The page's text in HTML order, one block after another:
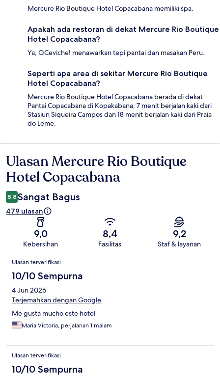
Mercure Rio Boutique Hotel Copacabana memiliki spa.
Apakah ada restoran di dekat Mercure Rio Boutique
Hotel Copacabana?
Ya, QCeviche! menawarkan tepi pantai dan masakan Peru.
Seperti apa area di sekitar Mercure Rio Boutique
Hotel Copacabana?
Mercure Rio Boutique Hotel Copacabana berada di dekat
Pantai Copacabana di Kopakabana, 7 menit berjalan kaki dari
Stasiun Siqueira Campos dan 18 menit berjalan kaki dari Praia
do Leme.
Ulasan
Ulasan Mercure Rio Boutique
Hotel Copacabana
8,8 Sangat Bagus
479 ulasan
9,0
Kebersihan
8,4
Fasilitas
9,2
Staf & layanan
Ulasan
Ulasan terverifikasi
10/10 Sempurna
4 Jun 2026
Terjemahkan dengan Google
Me gusta mucho este hotel
Maria Victoria, perjalanan 1 malam
Ulasan terverifikasi
10/10 Sempurna